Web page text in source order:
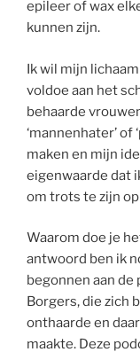
epileer of wax
kunnen zijn.
Ik wil mijn
voldoe aan het
behaarde
‘mannenhater’ of
maken en mijn
eigenwaarde dat
om trots te zijn
Waarom doe je
antwoord ben ik
begonnen aan de
Borgers, die zich
onthaarde en
maakte. Deze